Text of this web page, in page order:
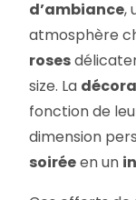
d’ambiance,
atmosphère
roses
size. La
fonction de
dimension
soiréeen un